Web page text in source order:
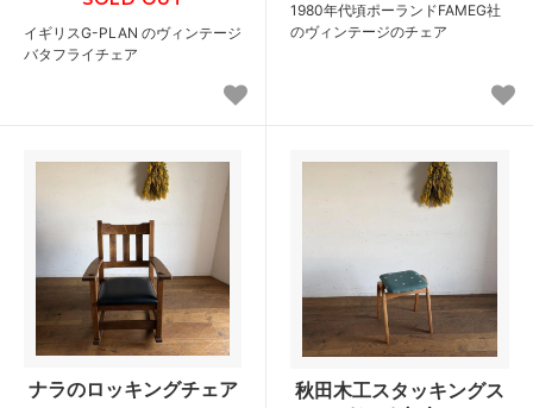
イギリスG-PLAN のヴィンテージ
バタフライチェア
1980年代頃ポーランドFAMEG社
のヴィンテージのチェア
ナラのロッキングチェア
秋田木工スタッキングス